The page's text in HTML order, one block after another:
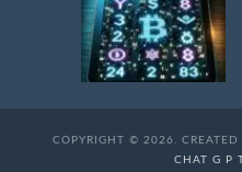
COPYRIGHT © 2026. CREATED
CHAT G P